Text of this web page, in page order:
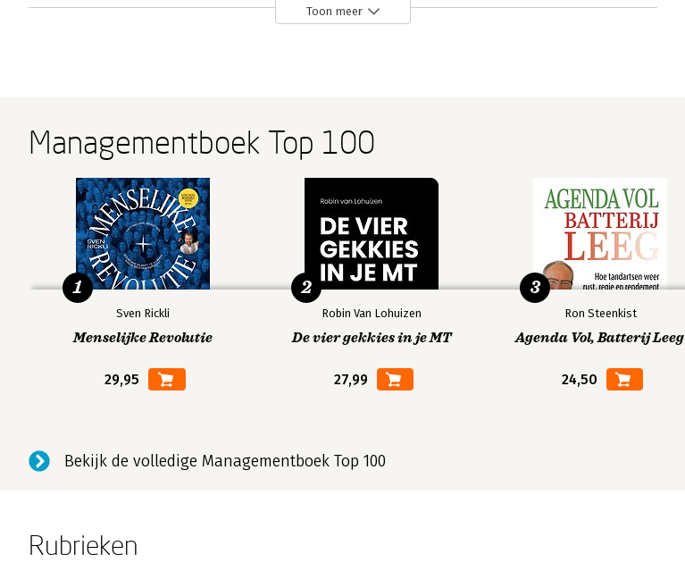
1.7.1 Algemeen
2.1 Inleiding
2.2 Nieuw verzekeringsrecht en verzekeringsvoorwaarden
2.3 De juridische gevolgen van het gebruik van standaardvoorwaarden in de
verzekeringspraktijk
3. Kernbedingen in het verzekeringsrecht
3.1 Algemeen
3.2 Het begrip 'kernbeding' in de verzekeringsrechtelijke literatuur en rechtspraak
3.3 Een alternatieve benadering van het begrip 'kernbeding' in het verzekeringsrecht
4.1 Algemeen
4.3 Publiekrechtelijke zorgplichten en privaatrecht
5.2 Fase 1: Is de betrokken verzekeringsvoorwaarde duidelijk, onduidelijk of onbegrijpelijk?
Toon meer
Managementboek Top 100
Sven Rickli
Menselijke Revolutie
29,95
1
Robin Van Lohuizen
De vier gekkies in je MT
27,99
2
Ron Steenkist
Agenda Vol, Batterij Leeg
24,50
3
Bekijk de volledige Managementboek Top 100
Rubrieken